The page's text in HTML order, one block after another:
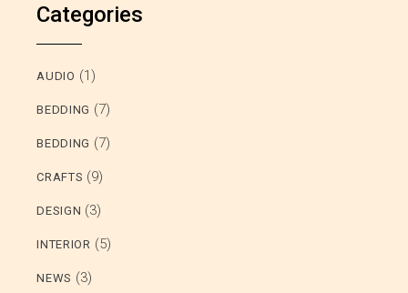
Categories
AUDIO (1)
BEDDING (7)
BEDDING (7)
CRAFTS (9)
DESIGN (3)
INTERIOR (5)
NEWS (3)